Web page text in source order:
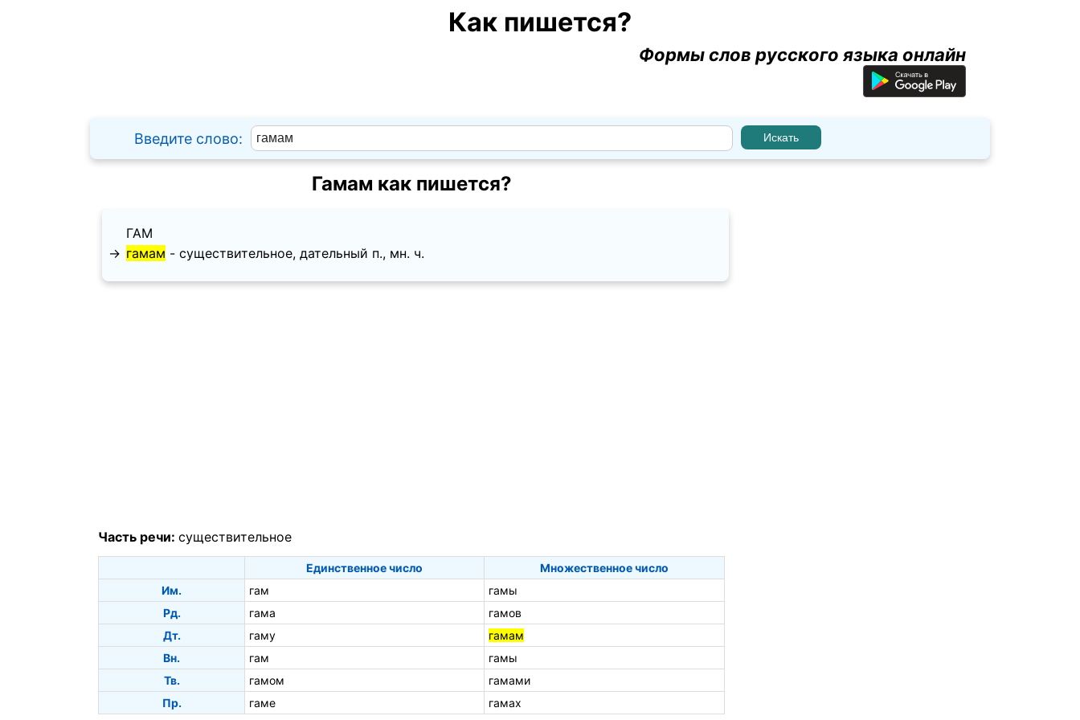
Как пишется?
Формы слов русского языка онлайн
Введите слово:
Гамам как пишется?
ГАМ
→ гамам - существительное, дательный п., мн. ч.
Часть речи: существительное
Единственное число
Множественное число
Им.
гам
гамы
Рд.
гама
гамов
Дт.
гаму
гамам
Вн.
гам
гамы
Тв.
гамом
гамами
Пр.
гаме гамах